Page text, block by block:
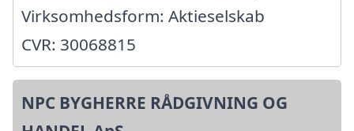
Virksomhedsform: Aktieselskab
CVR: 30068815
NPC BYGHERRE RÅDGIVNING OG